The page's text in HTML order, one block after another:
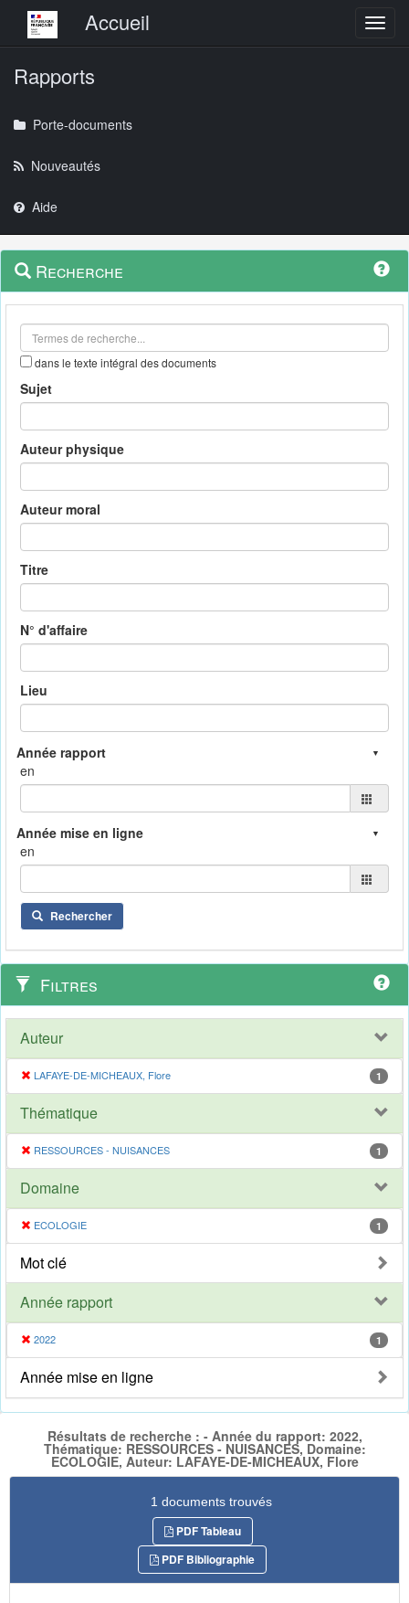
Menu principalAccueil
Rapports
Porte-documents
Nouveautés
Aide
Navigation
outils
Menu
contextuel
Recherche
dans le texte intégral des documents
Sujet
Auteur physique
Auteur moral
Titre
N° d'affaire
Lieu
en
en
Rechercher
Filtres
Auteur
LAFAYE-DE-MICHEAUX, Flore 1
Thématique
RESSOURCES - NUISANCES 1
Domaine
ECOLOGIE 1
Mot clé
Année rapport
2022 1
Année mise en ligne
Résultats de recherche : - Année du rapport: 2022,
Thématique: RESSOURCES - NUISANCES, Domaine:
ECOLOGIE, Auteur: LAFAYE-DE-MICHEAUX, Flore
1 documents trouvés
PDF Tableau
PDF Bibliographie